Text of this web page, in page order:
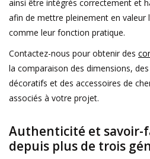
ainsi être intégrés correctement et
afin de mettre pleinement en valeur
comme leur fonction pratique.
Contactez-nous pour obtenir des
la comparaison des dimensions,
décoratifs et des accessoires de
associés à votre projet.
Authenticité et savoir-
depuis plus de trois